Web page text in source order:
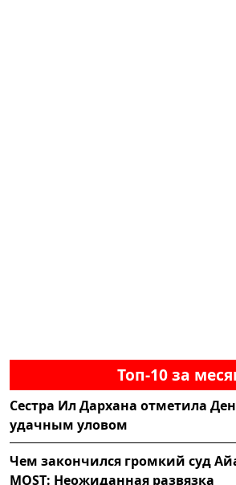
Топ-10 за
Сестра Ил Дархана отметила
удачным уловом
Чем закончился громкий суд
MOST: Неожиданная развязка